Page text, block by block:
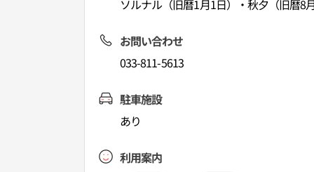
ソルナル（旧暦1月1日）・秋夕（旧暦8
お問い合わせ
033-811-5613
駐車施設
あり
利用案内